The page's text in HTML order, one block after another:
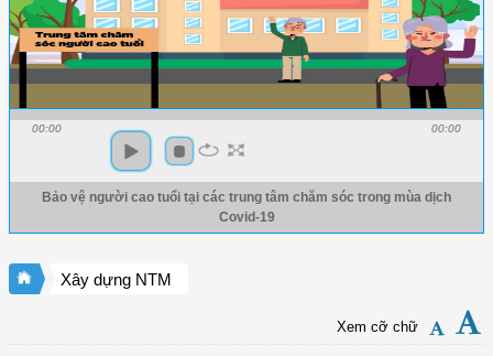
00:00 00:00
Bảo vệ người cao tuổi tại các trung tâm chăm sóc trong mùa dịch
Covid-19
Xây dựng NTM
Xem cỡ chữ